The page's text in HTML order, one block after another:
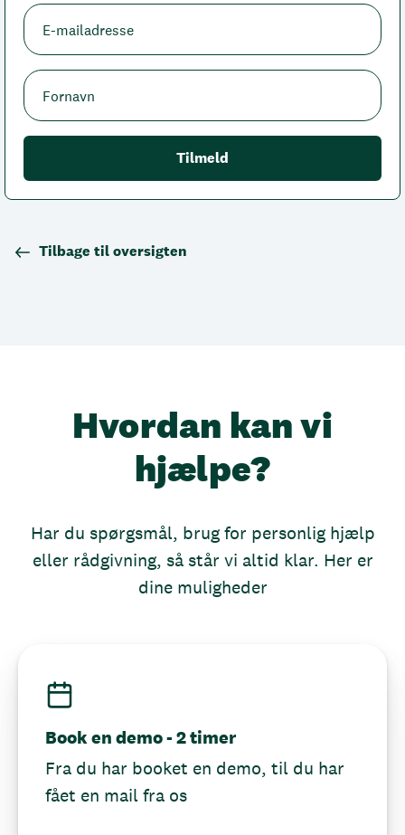
Tilbage til oversigten
Hvordan kan vi
hjælpe?
Har du spørgsmål, brug for personlig hjælp
eller rådgivning, så står vi altid klar. Her er
dine muligheder
Book en demo - 2 timer
Fra du har booket en demo, til du har
fået en mail fra os